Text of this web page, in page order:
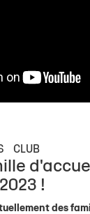
CLUB
!
des